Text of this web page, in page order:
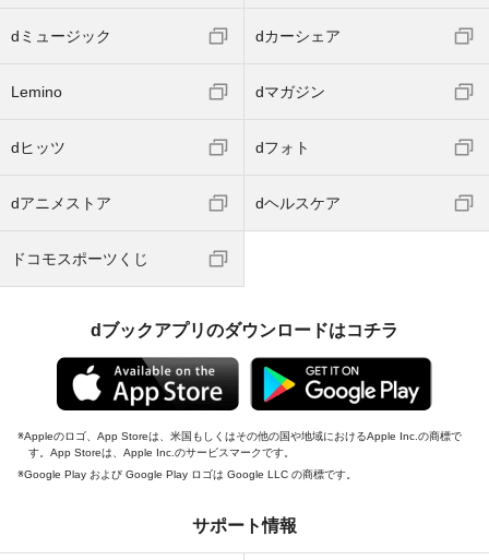
dミュージック dカーシェア
Lemino dマガジン
dヒッツ dフォト
dアニメストア dヘルスケア
ドコモスポーツくじ
dブックアプリのダウンロードはコチラ
Appleのロゴ、App Storeは、米国もしくはその他の国や地域におけるApple Inc.の商標で
す。App Storeは、Apple Inc.のサービスマークです。
Google Play および Google Play ロゴは Google LLC の商標です。
サポート情報